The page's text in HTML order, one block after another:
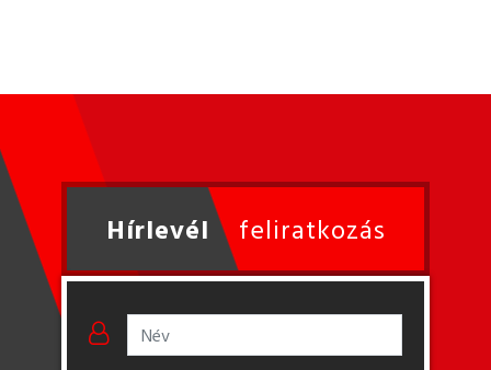
Hírlevél feliratkozás